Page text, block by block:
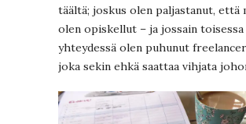
täältä; joskus olen paljastanut, että
olen opiskellut – ja jossain toisessa
yhteydessä olen puhunut
joka sekin ehkä saattaa vihjata